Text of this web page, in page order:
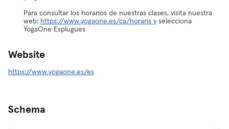
Para consultar los horarios de nuestras clases, visita nuestra
web: https://www.yogaone.es/ca/horaris y selecciona
YogaOne Esplugues
Website
https://www.yogaone.es/es
Schema